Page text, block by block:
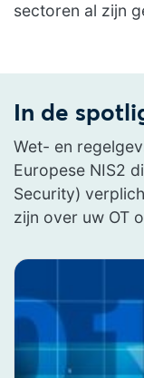
sectoren al zijn
In de
Wet- en
Europese NIS2
Security)
zijn over uw OT